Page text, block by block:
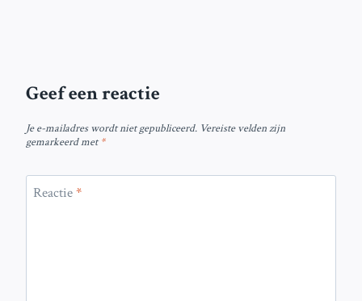
Geef een reactie
Je e-mailadres wordt niet gepubliceerd. Vereiste velden zijn
gemarkeerd met*
Reactie*